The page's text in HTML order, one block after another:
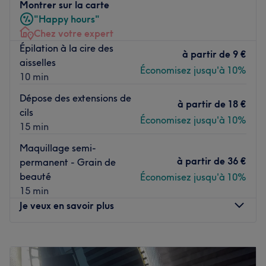
Le salon est situé à deux minutes à pied de l'arrêt de bus
Belle Etoile - La Pompe.
L’équipe
Tina et Anne sont ravies de partager leur savoir-faire.
Nos coups de cœur :
L’atmosphère : une ambiance conviviale dans un institut
girly où vous vous sentirez détendu.
la beauté du regard et les massages.
La marque et produits utilisés : OPI.
Montrer sur la carte
"Happy hours"
Chez votre expert
Épilation à la cire des
aisselles
10 min
à partir de 9 €
Économisez jusqu'à 10%
Dépose des extensions de
cils
15 min
à partir de 18 €
Économisez jusqu'à 10%
Maquillage semi-
permanent - Grain de
beauté
15 min
à partir de 36 €
Économisez jusqu'à 10%
Je veux en savoir plus
Mardi